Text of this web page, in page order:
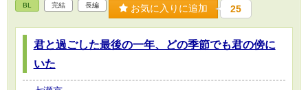
BL 完結 長編 お気に入りに追加 25
君と過ごした最後の一年、どの季節でも君の傍に
いた